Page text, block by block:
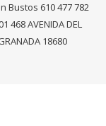
Bustos 610 477 782
468 AVENIDA DEL
18680